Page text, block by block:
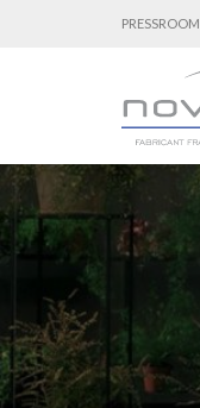
PRESSROOM